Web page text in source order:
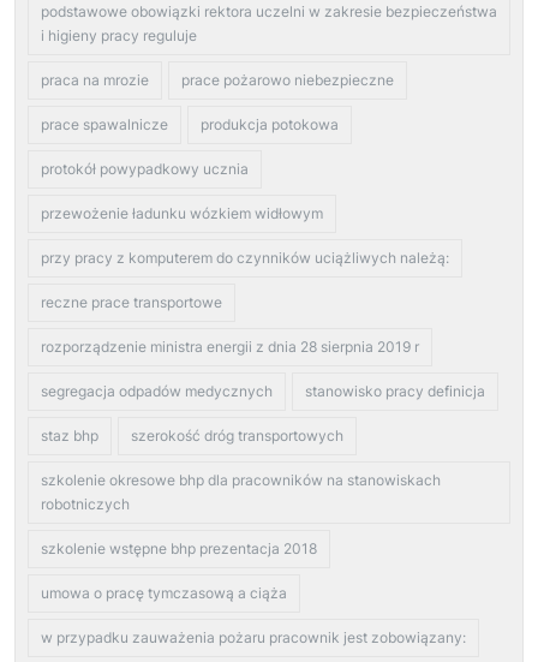
podstawowe obowiązki rektora uczelni w zakresie bezpieczeństwa
i higieny pracy reguluje
praca na mrozie prace pożarowo niebezpieczne
prace spawalnicze produkcja potokowa
protokół powypadkowy ucznia
przewożenie ładunku wózkiem widłowym
przy pracy z komputerem do czynników uciążliwych należą:
reczne prace transportowe
rozporządzenie ministra energii z dnia 28 sierpnia 2019 r
segregacja odpadów medycznych stanowisko pracy definicja
staz bhp szerokość dróg transportowych
szkolenie okresowe bhp dla pracowników na stanowiskach
robotniczych
szkolenie wstępne bhp prezentacja 2018
umowa o pracę tymczasową a ciąża
w przypadku zauważenia pożaru pracownik jest zobowiązany: